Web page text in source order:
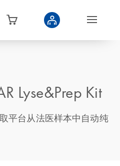
Lyse&Prep Kit
平台从法医样本中自动纯